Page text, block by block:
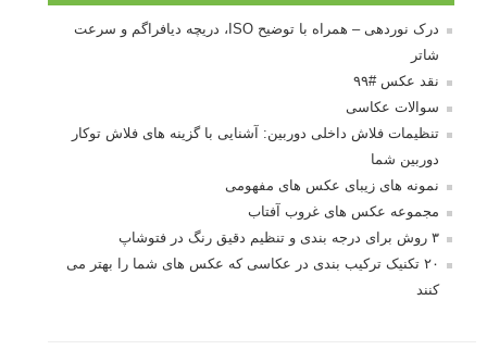
درک نوردهی – همراه با توضیح ISO، دریچه دیافراگم و سرعت
شاتر
نقد عکس #۹۹
سوالات عکاسی
تنظیمات فلاش داخلی دوربین: آشنایی با گزینه های فلاش توکار
دوربین شما
نمونه های زیبای عکس های مفهومی
مجموعه عکس های غروب آفتاب
۳ روش برای درجه بندی و تنظیم دقیق رنگ در فتوشاپ
۲۰ تکنیک ترکیب بندی در عکاسی که عکس های شما را بهتر می
کنند